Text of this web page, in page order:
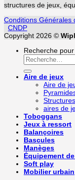
structures de jeux,
Conditions Générales
CNDP
Copyright 2026 ©
Recherche pour
Aire de jeux
Aire de
aires de
Toboggans
Jeux à ressort
Balançoires
Bascules
Manèges
Équipement
Soft play
Mobilier urbain